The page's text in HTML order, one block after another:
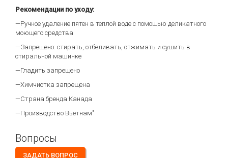
Рекомендации по уходу:
—Ручное удаление пятен в теплой воде с помощью деликатного
моющего средства
—Запрещено: стирать, отбеливать, отжимать и сушить в
стиральной машинке
—Гладить запрещено
—Химчистка запрещена
—Страна бренда Канада
—Производство Вьетнам"
Вопросы
ЗАДАТЬ ВОПРОС